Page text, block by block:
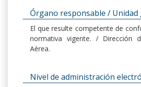
Órgano responsable / Unidad
El que resulte competente de
normativa vigente. / Dirección
Aérea.
Nivel de administración